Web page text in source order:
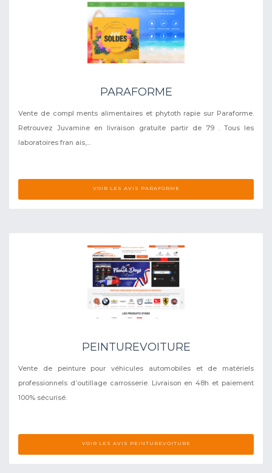
PARAFORME
Vente de compl ments alimentaires et phytoth rapie sur Paraforme.
Retrouvez Juvamine en livraison gratuite partir de 79 . Tous les
laboratoires fran ais,...
VOIR LES AVIS PARAFORME
PEINTUREVOITURE
Vente de peinture pour véhicules automobiles et de matériels
professionnels d’outillage carrosserie. Livraison en 48h et paiement
100% sécurisé.
VOIR LES AVIS PEINTUREVOITURE